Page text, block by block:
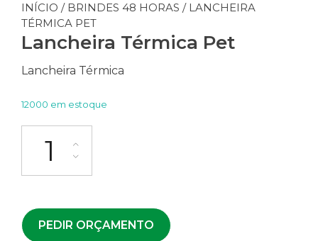
INÍCIO / BRINDES 48 HORAS / LANCHEIRA
TÉRMICA PET
Lancheira Térmica Pet
Lancheira Térmica
12000 em estoque
PEDIR ORÇAMENTO